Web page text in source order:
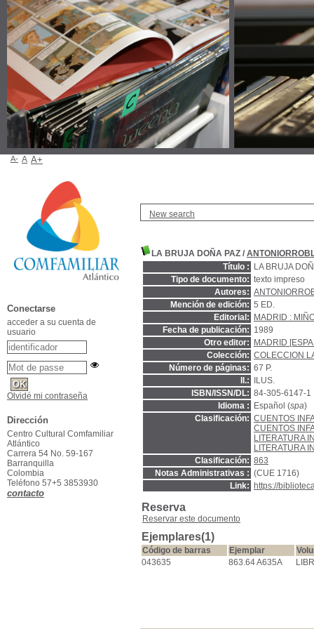
New search
LA BRUJA DOÑA PAZ /
Título :
LA BRUJA
Tipo de documento: texto impreso
Autores:
Mención de edición: 5 ED.
Editorial:
MADRID :
Fecha de publicación: 1989
Otro editor:
MADRID
Colección: COLECCION
Número de páginas: 67 P.
Il.:
ILUS.
ISBN/ISSN/DL: 84-305-6147-1
Idioma :
Español (spa)
Clasificación: CUENTOS
CUENTOS
LITERATURA
LITERATURA
Clasificación: 863
Notas Administrativas : (CUE 1716)
Link:
https://
Reserva
Reservar este documento
Ejemplares(1)
Código de barras Ejemplar
043635
863.64 A635A
A- A A+
Conectarse
acceder a su cuenta de
usuario
Olvidé mi contraseña
Dirección
Centro Cultural Comfamiliar
Atlántico
Carrera 54 No. 59-167
Barranquilla
Colombia
Teléfono 57+5 3853930
contacto